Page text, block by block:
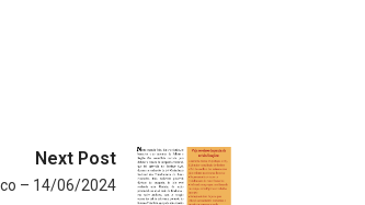
Next Post
– 14/06/2024